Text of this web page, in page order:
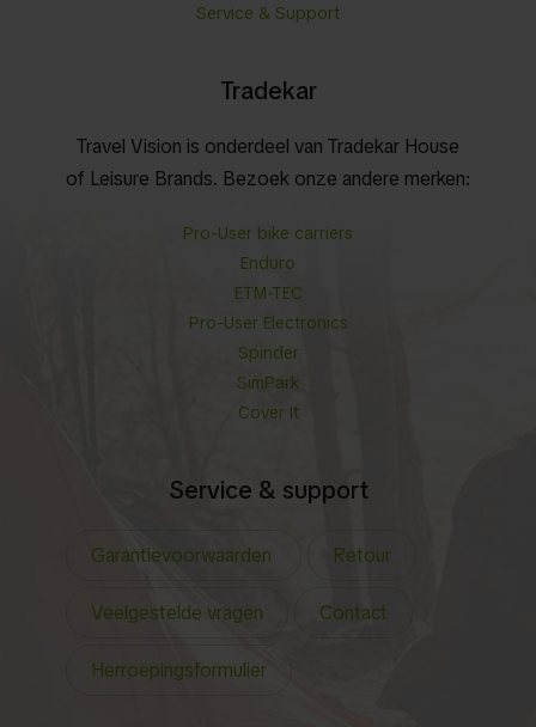
Service & Support
Tradekar
Travel Vision is onderdeel van Tradekar House
of Leisure Brands. Bezoek onze andere merken:
Pro-User bike carriers
Enduro
ETM-TEC
Pro-User Electronics
Spinder
SimPark
Cover It
Service & support
Garantievoorwaarden Retour
Veelgestelde vragen Contact
Herroepingsformulier